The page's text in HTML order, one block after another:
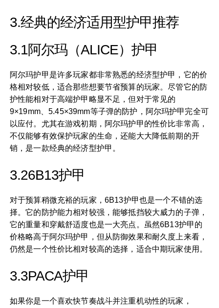
3.经典的经济适用型护甲推荐
3.1阿尔玛（ALICE）护甲
阿尔玛护甲是许多玩家都非常熟悉的经济型护甲，它的价
格相对较低，适合那些想要节省预算的玩家。尽管它的防
护性能相对于高端护甲略显不足，但对于常见的
9×19mm、5.45×39mm等子弹的防护，阿尔玛护甲完全可
以应付。尤其在游戏初期，阿尔玛护甲的性价比非常高，
不仅能够有效保护玩家的生命，还能大大降低前期的开
销，是一款经典的经济型护甲。
3.26B13护甲
对于预算稍微充裕的玩家，6B13护甲也是一个不错的选
择。它的防护能力相对较强，能够抵挡较大威力的子弹，
它的重量和穿戴舒适度也是一大亮点。虽然6B13护甲的
价格略高于阿尔玛护甲，但从防御效果和耐久度上来看，
仍然是一个性价比相对较高的选择，适合中期玩家使用。
3.3PACA护甲
如果你是一个喜欢快节奏战斗并注重机动性的玩家，